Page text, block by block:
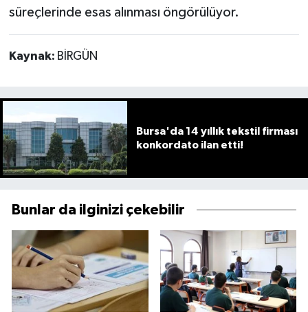
süreçlerinde esas alınması öngörülüyor.
Kaynak: BİRGÜN
Bursa'da 14 yıllık tekstil firması
konkordato ilan etti!
Bunlar da ilginizi çekebilir